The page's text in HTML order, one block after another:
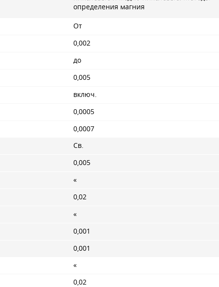
От
0,002
до
0,005
включ.
0,0005
0,0007
Св.
0,005
«
0,02
«
0,001
0,001
«
0,02